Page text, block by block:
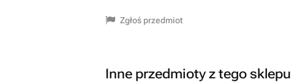
Zgłoś przedmiot
Inne przedmioty z tego sklepu